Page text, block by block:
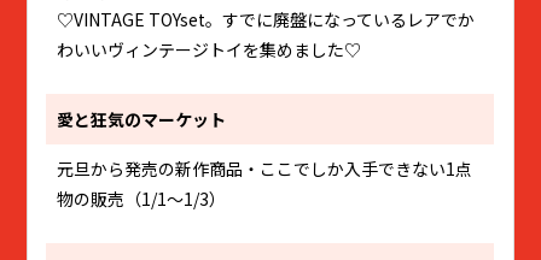
♡VINTAGE TOYset。すでに廃盤になっているレアでか
わいいヴィンテージトイを集めました♡
愛と狂気のマーケット
元旦から発売の新作商品・ここでしか入手できない1点
物の販売（1/1～1/3）